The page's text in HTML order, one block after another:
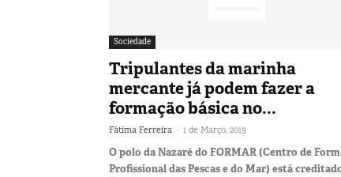
Sociedade
Tripulantes da marinha
mercante já podem fazer a
formação básica no...
Fátima Ferreira - 1 de Março, 2019
O polo da Nazaré do FORMAR (Centro de
Profissional das Pescas e do Mar) está